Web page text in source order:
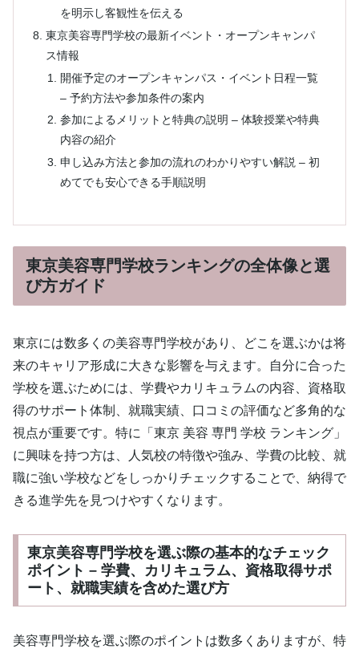
を明示し客観性を伝える
東京美容専門学校の最新イベント・オープンキャンパ
ス情報
開催予定のオープンキャンパス・イベント日程一覧
– 予約方法や参加条件の案内
参加によるメリットと特典の説明 – 体験授業や特典
内容の紹介
申し込み方法と参加の流れのわかりやすい解説 – 初
めてでも安心できる手順説明
東京美容専門学校ランキングの全体像と選
び方ガイド
東京には数多くの美容専門学校があり、どこを選ぶかは将
来のキャリア形成に大きな影響を与えます。自分に合った
学校を選ぶためには、学費やカリキュラムの内容、資格取
得のサポート体制、就職実績、口コミの評価など多角的な
視点が重要です。特に「東京 美容 専門 学校 ランキング」
に興味を持つ方は、人気校の特徴や強み、学費の比較、就
職に強い学校などをしっかりチェックすることで、納得で
きる進学先を見つけやすくなります。
東京美容専門学校を選ぶ際の基本的なチェック
ポイント – 学費、カリキュラム、資格取得サポ
ート、就職実績を含めた選び方
美容専門学校を選ぶ際のポイントは数多くありますが、特